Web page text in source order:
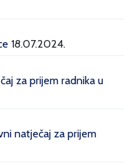
18.07.2024.
za prijem radnika u
natječaj za prijem